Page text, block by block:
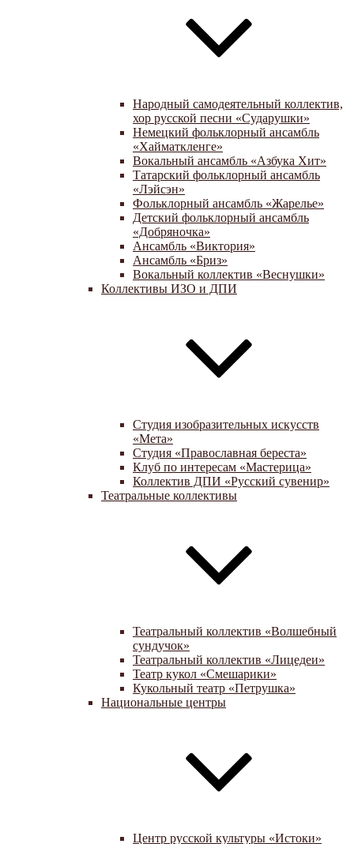
Народный самодеятельный коллектив,
хор русской песни «Сударушки»
Немецкий фольклорный ансамбль
«Хайматкленге»
Вокальный ансамбль «Азбука Хит»
Татарский фольклорный ансамбль
«Лэйсэн»
Фольклорный ансамбль «Жарелье»
Детский фольклорный ансамбль
«Добряночка»
Ансамбль «Виктория»
Ансамбль «Бриз»
Вокальный коллектив «Веснушки»
Коллективы ИЗО и ДПИ
Студия изобразительных искусств
«Мета»
Студия «Православная береста»
Клуб по интересам «Мастерица»
Коллектив ДПИ «Русский сувенир»
Театральные коллективы
Театральный коллектив «Волшебный
сундучок»
Театральный коллектив «Лицедеи»
Театр кукол «Смешарики»
Кукольный театр «Петрушка»
Национальные центры
Центр русской культуры «Истоки»